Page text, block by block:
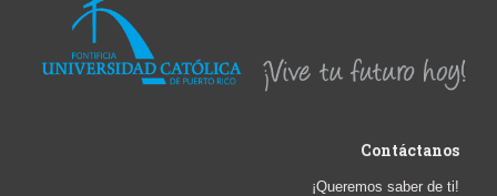
Contáctanos
¡Queremos saber de ti!